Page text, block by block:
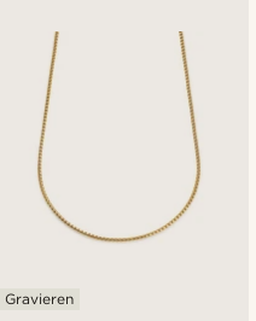
Gravieren